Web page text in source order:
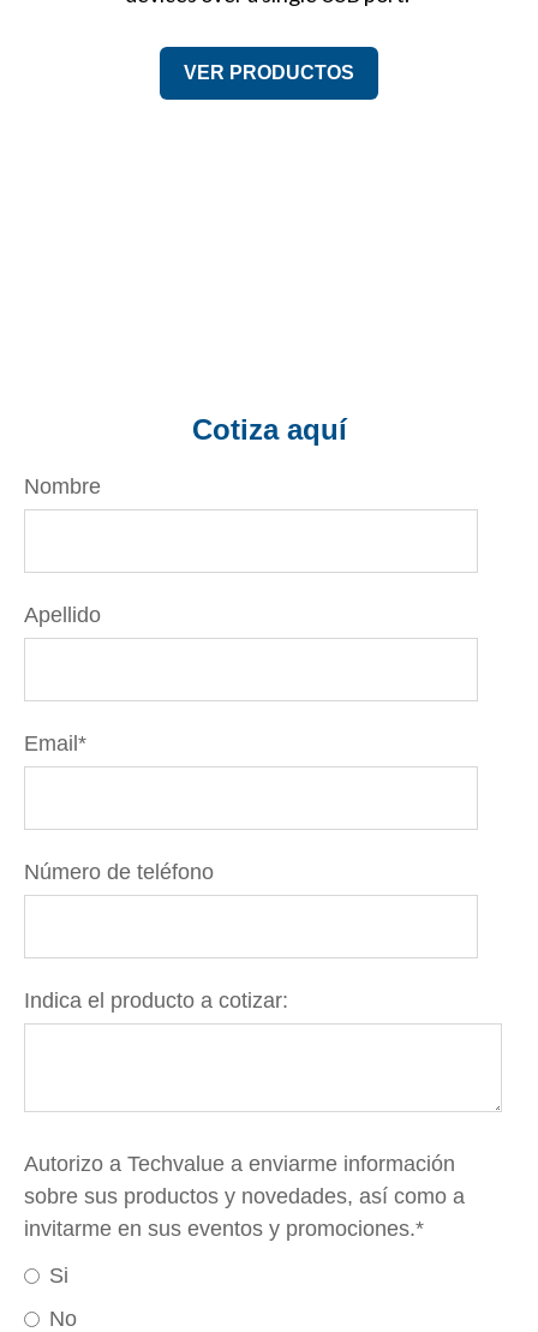
VER PRODUCTOS
Cotiza aquí
Nombre
Apellido
Email*
Número de teléfono
Indica el producto a cotizar:
Autorizo a Techvalue a enviarme información
sobre sus productos y novedades, así como a
invitarme en sus eventos y promociones.*
Si
No